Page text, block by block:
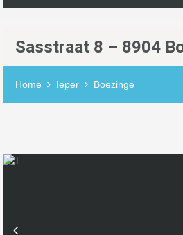
Sasstraat 8 – 8904
Home Ieper Boezinge